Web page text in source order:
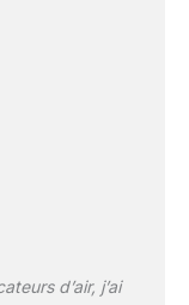
limitée à
24h)
d’air, j’ai